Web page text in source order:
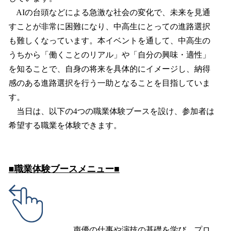
AIの台頭などによる急激な社会の変化で、未来を見通
すことが非常に困難になり、中高生にとっての進路選択
も難しくなっています。本イベントを通して、中高生の
うちから「働くことのリアル」や「自分の興味・適性」
を知ることで、自身の将来を具体的にイメージし、納得
感のある進路選択を行う一助となることを目指していま
す。
当日は、以下の4つの職業体験ブースを設け、参加者は
希望する職業を体験できます。
■職業体験ブースメニュー■